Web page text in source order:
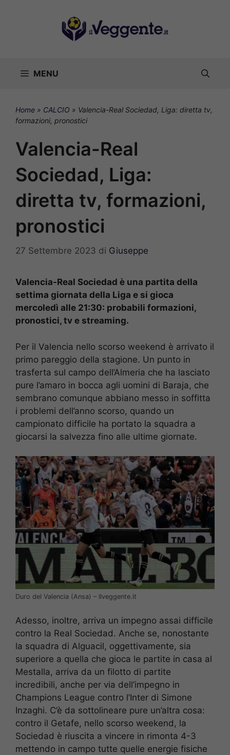
MENU
Home » CALCIO » Valencia-Real Sociedad, Liga: diretta tv,
formazioni, pronostici
Valencia-Real
Sociedad, Liga:
diretta tv, formazioni,
pronostici
27 Settembre 2023 di Giuseppe
Valencia-Real Sociedad è una partita della
settima giornata della Liga e si gioca
mercoledì alle 21:30: probabili formazioni,
pronostici, tv e streaming.
Per il Valencia nello scorso weekend è arrivato il
primo pareggio della stagione. Un punto in
trasferta sul campo dell’Almeria che ha lasciato
pure l’amaro in bocca agli uomini di Baraja, che
sembrano comunque abbiano messo in soffitta
i problemi dell’anno scorso, quando un
campionato difficile ha portato la squadra a
giocarsi la salvezza fino alle ultime giornate.
Duro del Valencia (Ansa) – Ilveggente.it
Adesso, inoltre, arriva un impegno assai difficile
contro la Real Sociedad. Anche se, nonostante
la squadra di Alguacil, oggettivamente, sia
superiore a quella che gioca le partite in casa al
Mestalla, arriva da un filotto di partite
incredibili, anche per via dell’impegno in
Champions League contro l’Inter di Simone
Inzaghi. C’è da sottolineare pure un’altra cosa:
contro il Getafe, nello scorso weekend, la
Sociedad è riuscita a vincere in rimonta 4-3
mettendo in campo tutte quelle energie fisiche